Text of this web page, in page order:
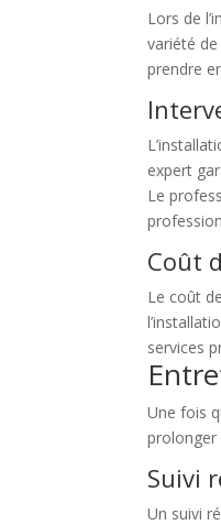
Lors de
variété
prendre
expert
Le
Coût
Le coût
services
Une fois
prolonger
Suivi
Un suivi